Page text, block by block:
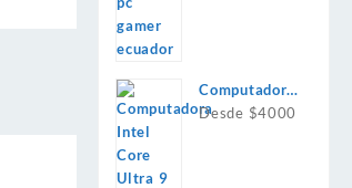
Computadora
Intel Core
Desde $4000